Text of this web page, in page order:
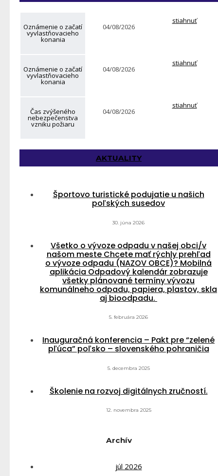
Oznámenie o začatí
vyvlastňovacieho
konania
04/08/2026
stiahnuť
Oznámenie o začatí
vyvlastňovacieho
konania
04/08/2026
stiahnuť
Čas zvýšeného
nebezpečenstva
vzniku požiaru
04/08/2026
stiahnuť
AKTUALITY
Športovo turistické podujatie u našich
poľských susedov
30. júna 2026
Všetko o vývoze odpadu v našej obci/v
našom meste Chcete mať rýchly prehľad
o vývoze odpadu (NAZOV OBCE)? Mobilná
aplikácia Odpadový kalendár zobrazuje
všetky plánované termíny vývozu
komunálneho odpadu, papiera, plastov, skla
aj bioodpadu.
5. februára 2026
Inauguračná konferencia – Pakt pre “zelené
pľúca” poľsko – slovenského pohraničia
5. decembra 2025
Školenie na rozvoj digitálnych zručností.
12. novembra 2025
Archív
júl 2026